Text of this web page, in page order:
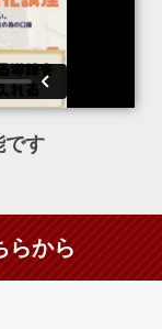
です
らから